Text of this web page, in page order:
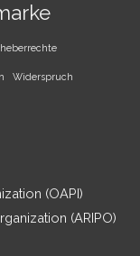
Widerspruch
(OAPI)
(ARIPO)